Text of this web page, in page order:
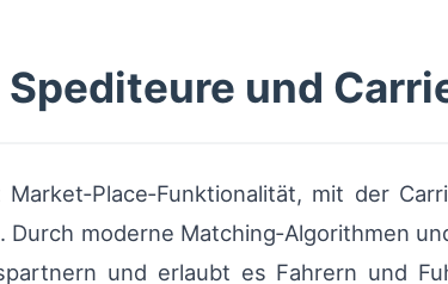
und
Market‑Place‑Funktionalität, mit der
moderne Matching‑Algorithmen
und erlaubt es Fahrern und